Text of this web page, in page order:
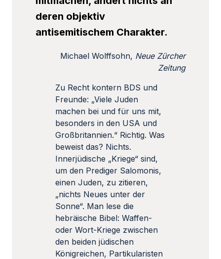
deren objektiv
antisemitischem Charakter.
Michael Wolffsohn, Neue Zürcher
Zeitung
Zu Recht kontern BDS und
Freunde: „Viele Juden
machen bei und für uns mit,
besonders in den USA und
Großbritannien.“ Richtig. Was
beweist das? Nichts.
Innerjüdische „Kriege“ sind,
um den Prediger Salomonis,
einen Juden, zu zitieren,
„nichts Neues unter der
Sonne“. Man lese die
hebräische Bibel: Waffen-
oder Wort-Kriege zwischen
den beiden jüdischen
Königreichen, Partikularisten